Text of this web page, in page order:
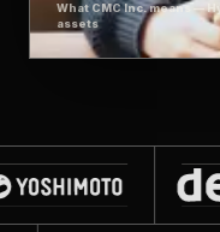
What CMC Inc. means —
assets